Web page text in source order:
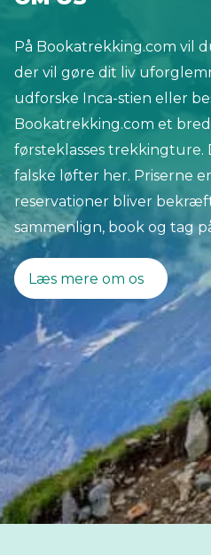
fascinerende region har
udvikling i de seneste år.
halvø og er hjemsted for
km lang bjergkæde der
fortsætter sydpå gennem
Hercegovina og Serbien,
Balkanregionen omfatter
Montenegro, Kosovo,
Bulgarien.
På Bookatrekking.com vil
der vil gøre dit liv
udforske Inca-stien eller
Bookatrekking.com et
førsteklasses trekkingture.
falske løfter her. Priserne
reservationer bliver
sammenlign, book og tag
Læs mere om os